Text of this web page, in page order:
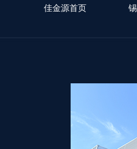
佳金源首页